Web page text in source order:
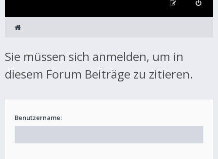
Sie müssen sich anmelden, um in
diesem Forum Beiträge zu zitieren.
Benutzername: